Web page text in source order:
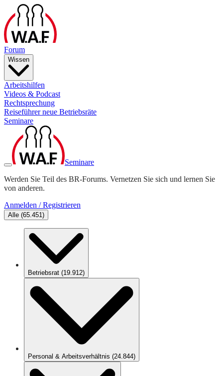
Forum
Wissen
Arbeitshilfen
Videos & Podcast
Rechtsprechung
Reiseführer neue Betriebsräte
Seminare
Seminare
Werden Sie Teil des BR-Forums. Vernetzen Sie sich und lernen Sie
von anderen.
Anmelden / Registrieren
Alle (65.451)
Betriebsrat (19.912)
Personal & Arbeitsverhältnis (24.844)